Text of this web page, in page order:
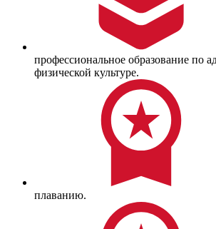
профессиональное образование по
физической культуре.
плаванию.